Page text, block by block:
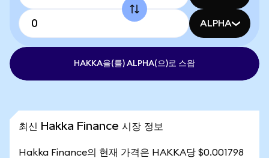
ALPHA
HAKKA을(를) ALPHA(으)로 스왑
최신 Hakka Finance 시장 정보
Hakka Finance의 현재 가격은 HAKKA당 $0.001798